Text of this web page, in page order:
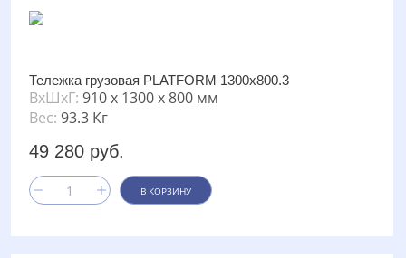
Тележка грузовая PLATFORM 1300х800.3
ВxШxГ: 910 x 1300 x 800 мм
Вес: 93.3 Кг
49 280 руб.
В КОРЗИНУ